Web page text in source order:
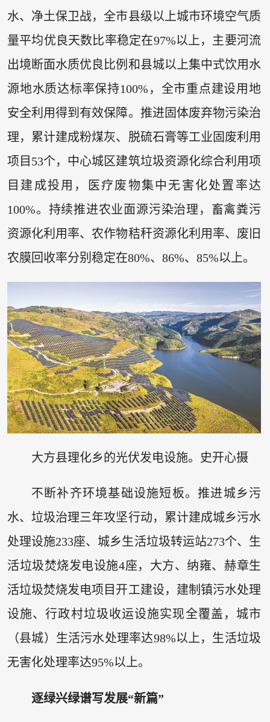
水、净土保卫战，全市县级以上城市环境空气质
量平均优良天数比率稳定在97%以上，主要河流
出境断面水质优良比例和县城以上集中式饮用水
源地水质达标率保持100%，全市重点建设用地
安全利用得到有效保障。推进固体废弃物污染治
理，累计建成粉煤灰、脱硫石膏等工业固废利用
项目53个，中心城区建筑垃圾资源化综合利用项
目建成投用，医疗废物集中无害化处置率达
100%。持续推进农业面源污染治理，畜禽粪污
资源化利用率、农作物秸秆资源化利用率、废旧
农膜回收率分别稳定在80%、86%、85%以上。
大方县理化乡的光伏发电设施。史开心摄
不断补齐环境基础设施短板。推进城乡污
水、垃圾治理三年攻坚行动，累计建成城乡污水
处理设施233座、城乡生活垃圾转运站273个、生
活垃圾焚烧发电设施4座，大方、纳雍、赫章生
活垃圾焚烧发电项目开工建设，建制镇污水处理
设施、行政村垃圾收运设施实现全覆盖，城市
（县城）生活污水处理率达98%以上，生活垃圾
无害化处理率达95%以上。
逐绿兴绿谱写发展“新篇”